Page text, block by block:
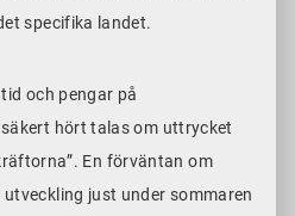
specifika landet.
och pengar på
hört talas om uttrycket
En förväntan om
just under sommaren